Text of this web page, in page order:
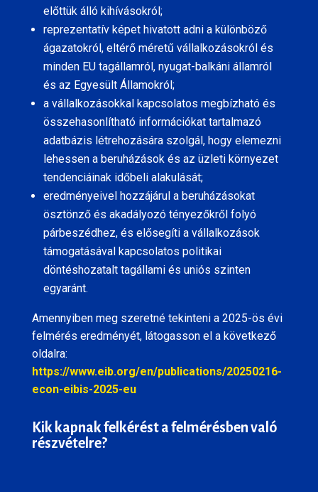
előttük álló kihívásokról;
reprezentatív képet hivatott adni a különböző
ágazatokról, eltérő méretű vállalkozásokról és
minden EU tagállamról, nyugat-balkáni államról
és az Egyesült Államokról;
a vállalkozásokkal kapcsolatos megbízható és
összehasonlítható információkat tartalmazó
adatbázis létrehozására szolgál, hogy elemezni
lehessen a beruházások és az üzleti környezet
tendenciáinak időbeli alakulását;
eredményeivel hozzájárul a beruházásokat
ösztönző és akadályozó tényezőkről folyó
párbeszédhez, és elősegíti a vállalkozások
támogatásával kapcsolatos politikai
döntéshozatalt tagállami és uniós szinten
egyaránt.
Amennyiben meg szeretné tekinteni a 2025-ös évi
felmérés eredményét, látogasson el a következő
oldalra:
https://www.eib.org/en/publications/20250216-
econ-eibis-2025-eu
Kik kapnak felkérést a felmérésben való
részvételre?